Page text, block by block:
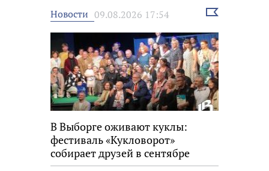
Новости 09.08.2026 17:54
Выбрать
В Выборге оживают куклы:
фестиваль «Кукловорот»
собирает друзей в сентябре